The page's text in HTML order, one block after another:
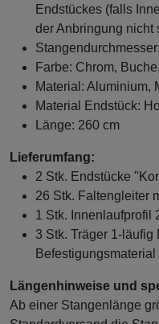
Endstückes (falls
der Anbringung nicht
Farbe: Chrom,
Material: Aluminium,
Material Endstück:
Länge: 260 cm
Lieferumfang:
2 Stk. Endstücke
26 Stk. Faltengleiter
1 Stk. Innenlaufprofil
3 Stk. Träger 1-läufig
Befestigungsmaterial
Längenhinweise und
Ab einer Stangenlänge